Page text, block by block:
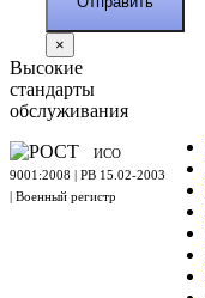
×
Высокие
стандарты
обслуживания
ИСО
9001:2008 | PB 15.02-2003
| Военный регистр